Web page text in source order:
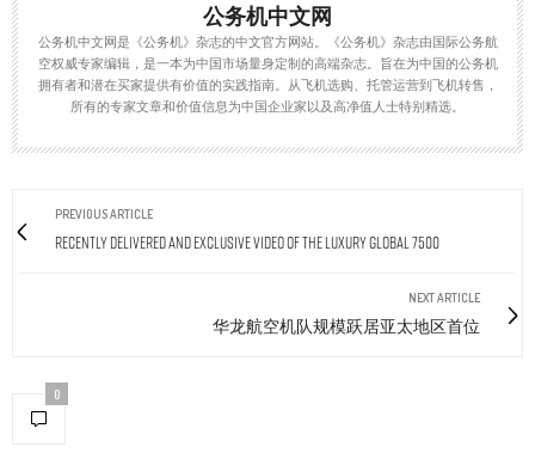
公务机中文网
公务机中文网是《公务机》杂志的中文官方网站。《公务机》杂志由国际公务航
空权威专家编辑，是一本为中国市场量身定制的高端杂志。旨在为中国的公务机
拥有者和潜在买家提供有价值的实践指南。从飞机选购、托管运营到飞机转售，
所有的专家文章和价值信息为中国企业家以及高净值人士特别精选。
PREVIOUS ARTICLE
Recently Delivered and Exclusive Video of the Luxury Global 7500
NEXT ARTICLE
华龙航空机队规模跃居亚太地区首位
0